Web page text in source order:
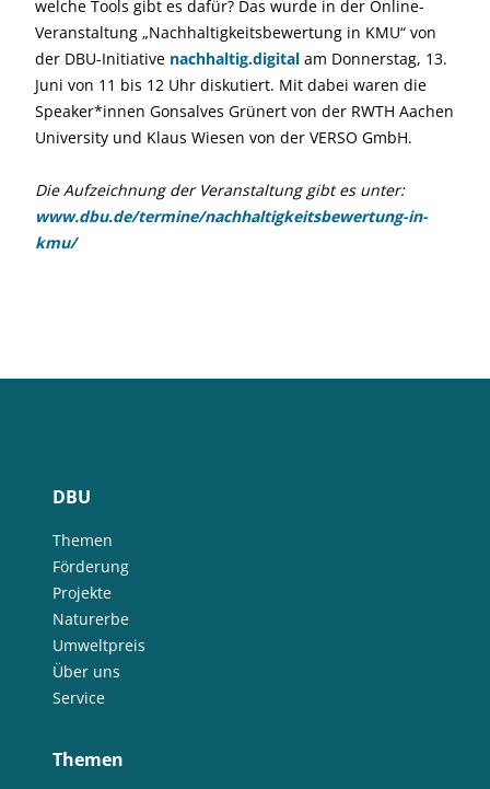
welche Tools gibt es dafür? Das wurde in der Online-
Veranstaltung „Nachhaltigkeitsbewertung in KMU“ von
der DBU-Initiative nachhaltig.digital am Donnerstag, 13.
Juni von 11 bis 12 Uhr diskutiert. Mit dabei waren die
Speaker*innen Gonsalves Grünert von der RWTH Aachen
University und Klaus Wiesen von der VERSO GmbH.
Die Aufzeichnung der Veranstaltung gibt es unter:
www.dbu.de/termine/nachhaltigkeitsbewertung-in-
kmu/
DBU
Themen
Förderung
Projekte
Naturerbe
Umweltpreis
Über uns
Service
Themen